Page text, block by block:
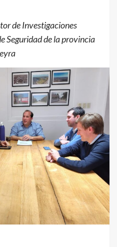
de Investigaciones
Seguridad de la provincia